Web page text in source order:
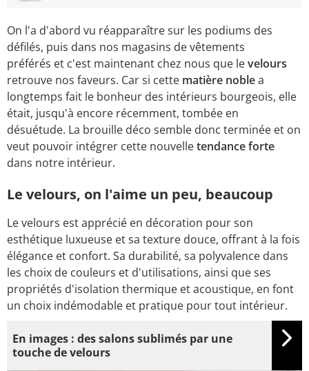
On l'a d'abord vu réapparaître sur les podiums des
défilés, puis dans nos magasins de vêtements
préférés et c'est maintenant chez nous que levelours
retrouve nos faveurs. Car si cette matière noblea
longtemps fait le bonheur des intérieurs bourgeois, elle
était, jusqu'à encore récemment, tombée en
désuétude. La brouille déco semble donc terminée et on
veut pouvoir intégrer cette nouvelletendance forte
dans notre intérieur.
Le velours, on l'aime un peu, beaucoup
Le velours est apprécié en décoration pour son
esthétique luxueuse et sa texture douce, offrant à la fois
élégance et confort. Sa durabilité, sa polyvalence dans
les choix de couleurs et d'utilisations, ainsi que ses
propriétés d'isolation thermique et acoustique, en font
un choix indémodable et pratique pour tout intérieur.
En images : des salons sublimés par une
touche de velours